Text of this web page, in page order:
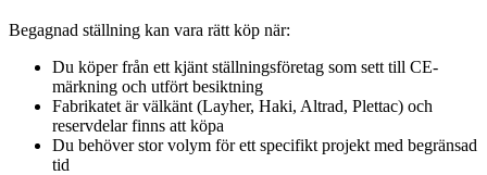
Begagnad ställning kan vara rätt köp när:
Du köper från ett kjänt ställningsföretag som sett till CE-
märkning och utfört besiktning
Fabrikatet är välkänt (Layher, Haki, Altrad, Plettac) och
reservdelar finns att köpa
Du behöver stor volym för ett specifikt projekt med begränsad
tid